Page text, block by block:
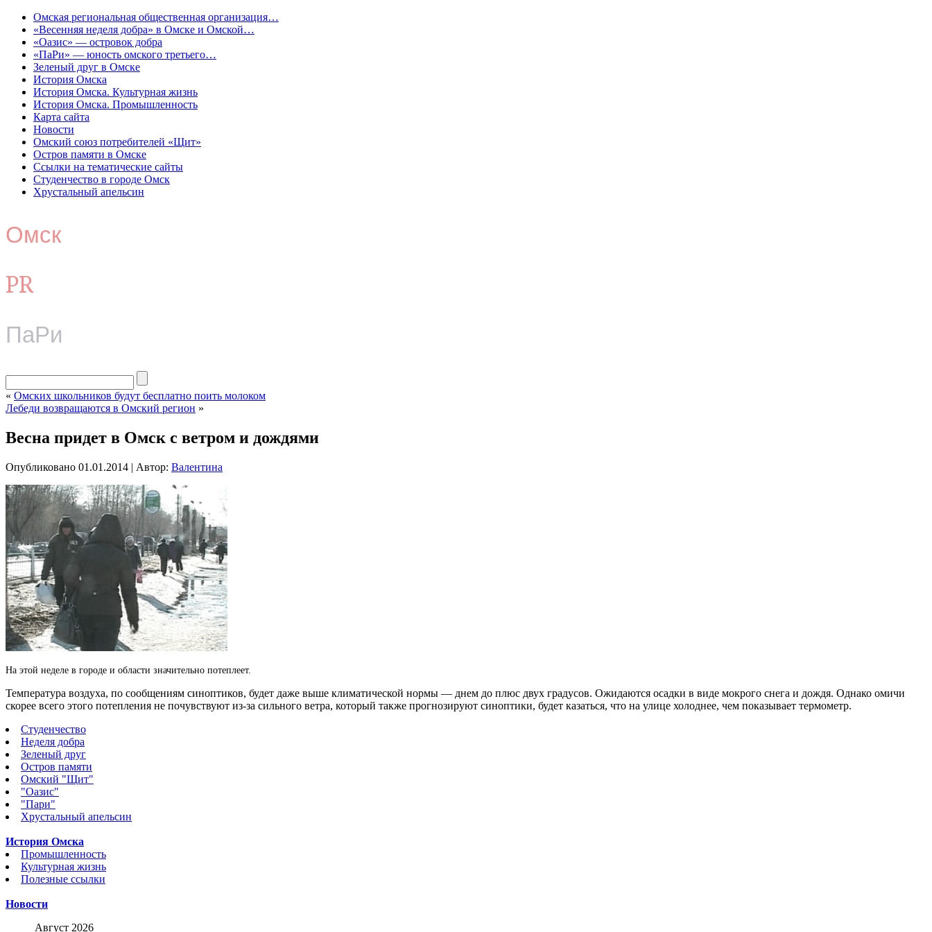
Омская региональная общественная организация…
«Весенняя неделя добра» в Омске и Омской…
«Оазис» — островок добра
«ПаРи» — юность омского третьего…
Зеленый друг в Омске
История Омска
История Омска. Культурная жизнь
История Омска. Промышленность
Карта сайта
Новости
Омский союз потребителей «Щит»
Остров памяти в Омске
Ссылки на тематические сайты
Студенчество в городе Омск
Хрустальный апельсин
Омск
PR
ПаРи
« Омских школьников будут бесплатно поить молоком
Лебеди возвращаются в Омский регион »
Весна придет в Омск с ветром и дождями
Опубликовано 01.01.2014 | Автор: Валентина
На этой неделе в городе и области значительно потеплеет.
Температура воздуха, по сообщениям синоптиков, будет даже выше климатической нормы — днем до плюс двух градусов. Ожидаются осадки в виде мокрого снега и дождя. Однако омичи
скорее всего этого потепления не почувствуют из-за сильного ветра, который также прогнозируют синоптики, будет казаться, что на улице холоднее, чем показывает термометр.
Студенчество
Неделя добра
Зеленый друг
Остров памяти
Омский "Щит"
"Оазис"
"Пари"
Хрустальный апельсин
История Омска
Промышленность
Культурная жизнь
Полезные ссылки
Новости
Август 2026